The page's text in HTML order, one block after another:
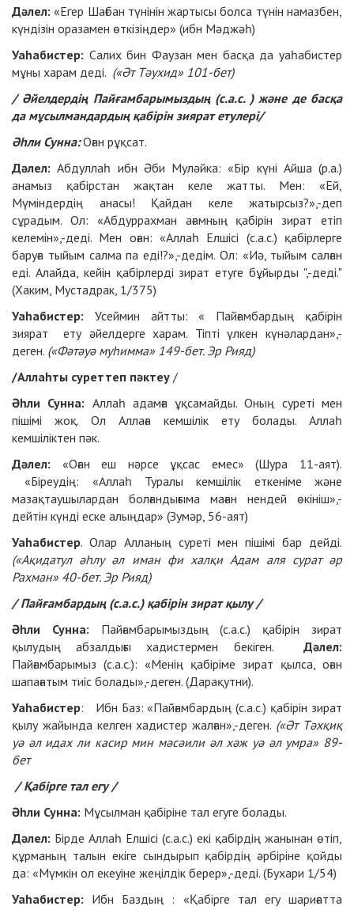
Дәлел: «Егер Шағбан түнінін жартысы болса түнін намазбен,
күндізін оразамен өткізіңдер» (ибн Мәджәһ)
Уаһабистер: Салих бин Фаузан мен басқа да уаһабистер
мұны харам деді. («Әт Тәухид» 101-бет)
/ Әйелдердің Пайғамбарымыздың (с.а.с. ) және де басқа
да мұсылмандардың қабірін зиярат етулері/
Әһли Сунна:Оған рұқсат.
Дәлел: Абдуллаһ ибн Әби Муләйка: «Бір күні Айша (р.а.)
анамыз қабірстан жақтан келе жатты. Мен: «Ей,
Мүміндердің анасы! Қайдан келе жатырсыз?»,-деп
сұрадым. Ол: «Абдуррахман ағамның қабірін зират етіп
келемін»,-деді. Мен оған: «Аллаһ Елшісі (с.а.с.) қабірлерге
баруға тыйым салма па еді!?»,-дедім. Ол: «Иә, тыйым салған
еді. Алайда, кейін қабірлерді зират етуге бұйырды ",-деді."
(Хаким, Мустадрак, 1/375)
Уаһабистер: Усеймин айтты: « Пайғамбардың қабірін
зиярат ету әйелдерге харам. Тіпті үлкен күнәлардан»,-
деген. («Фәтәуә муһимма» 149-бет. Эр Рияд)
/Аллаһты суреттеп пәктеу /
Әһли Сунна: Аллаһ адамға ұқсамайды. Оның суреті мен
пішімі жоқ. Ол Аллаға кемшілік ету болады. Аллаһ
кемшіліктен пәк.
Дәлел: «Оған еш нәрсе ұқсас емес» (Шура 11-аят).
«Біреудің: «Аллаһ Туралы кемшілік еткеніме және
мазақтаушылардан болғандығыма маған нендей өкініш»,-
дейтін күнді еске алыңдар» (Зумәр, 56-аят)
Уаһабистер. Олар Алланың суреті мен пішімі бар дейді.
(«Ақидатул әһлу әл иман фи халқи Адам аля сурат әр
Рахман» 40-бет. Эр Рияд)
/ Пайғамбардың (с.а.с.) қабірін зират қылу /
Әһли Сунна: Пайғамбарымыздың (с.а.с.) қабірін зират
қылудың абзалдығы хадистермен бекіген. Дәлел:
Пайғамбарымыз (с.а.с.): «Менің қабіріме зират қылса, оған
шапағатым тиіс болады»,-деген. (Дарақутни).
Уаһабистер: Ибн Баз: «Пайғамбардың (с.а.с.) қабірін зират
қылу жайында келген хадистер жалған»,-деген. («Әт Тәхқиқ
уә әл идах ли касир мин мәсәили әл хәж уә әл умра» 89-
бет
/ Қабірге тал егу /
Әһли Сунна: Мұсылман қабіріне тал егуге болады.
Дәлел: Бірде Аллаһ Елшісі (с.а.с.) екі қабірдің жанынан өтіп,
құрманың талын екіге сындырып қабірдің әрбіріне қойды
да: «Мүмкін ол екеуіне жеңілдік берер»,-деді. (Бухари 1/54)
Уаһабистер: Ибн Баздың : «Қабірге тал егу шариғатта